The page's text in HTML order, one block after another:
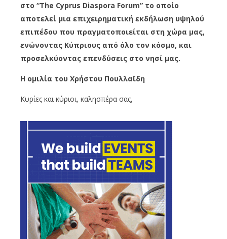
στο “The Cyprus Diaspora Forum” το οποίο
αποτελεί μια επιχειρηματική εκδήλωση υψηλού
επιπέδου που πραγματοποιείται στη χώρα μας,
ενώνοντας Κύπριους από όλο τον κόσμο, και
προσελκύοντας επενδύσεις στο νησί μας.
Η ομιλία του Χρήστου Πουλλαϊδη
Κυρίες και κύριοι, καλησπέρα σας,